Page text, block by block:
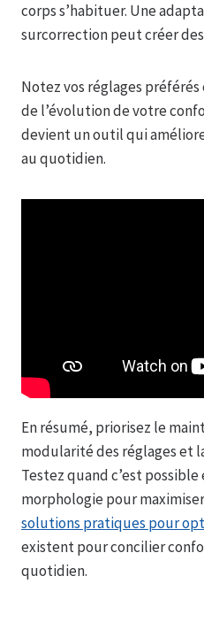
corps s’habituer. Une
surcorrection peut créer
Notez vos réglages
de l’évolution de votre
devient un outil qui
au quotidien.
En résumé, priorisez le
modularité des réglages et
Testez quand c’est
morphologie pour
solutions pratiques pour
existent pour concilier
quotidien.